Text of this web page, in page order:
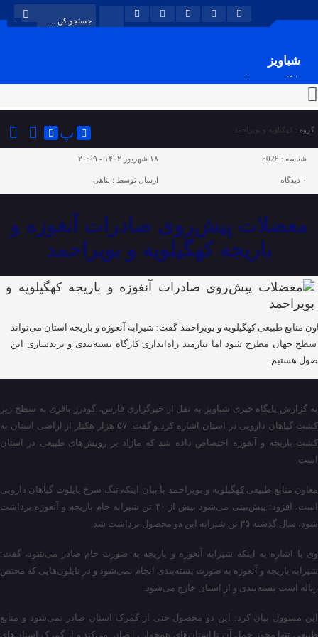
شباویز
پایگاه خبری شباویز
گروه : کهگیلویه و بویراحمد پ
شناسه : 5028 ۱۸ شهریور ۱۴۰۲ - ۲۰:۰۹
۰ دیدگاه ارسال توسط : پناهی
معضلات پیش‌روی صادرات آنغوزه و
باریجه کهگیلویه و بویراحمد
منابع طبیعی کهگیلویه و بویراحمد گفت: شیرابه آنغوزه و باریجه استان می‌تواند
جهان مطرح شود اما نیازمند راه‌اندازی کارگاه بسته‌بندی و برندسازی این
هستیم.
به گزارش پایگاه خبری شباویز به نقل از خبرگزاری فارس، گودرز باقری به سطح زیر
کشت گیاهان دارویی در استان اشاره کرد و گفت: ۵۷ هزار هکتار از اراضی استان به
کشت باریجه و آنغوزه اختصاص داده شد که مازاد بر رویش‌های طبیعی در استان
است.
معاون منابع طبیعی کهگیلویه و بویراحمد با بیان اینکه تنگ سرخ پایلوت گیاهان دارویی
است، افزود: پیش‌بینی می‌شود بیش از ۴۰ تن شیرابه خام باریجه و آنغوزه برداشت
شود، سال گذشته ۳۵ تن شیرابه این دو محصول برداشت شد.
وی با اشاره به اینکه شیرابه آنغوزه و باریجه به صورت خام صادر می‌شود، گفت:
شیرابه باریجه و آنغوزه به صورت بسته‌بندی انجام نمی‌شود و در نایلون‌هایی که مختص
زباله است بسته‌بندی و از استان خارج می‌شود.
این مسوول بیان کرد: این دو محصول حتی از گمرک استان صادر نمی‌شود و منابع
طبیعی تنها مجوز حمل آن تا استان‌های همجوار را صادر می‌کند و از گمرک استان‌های